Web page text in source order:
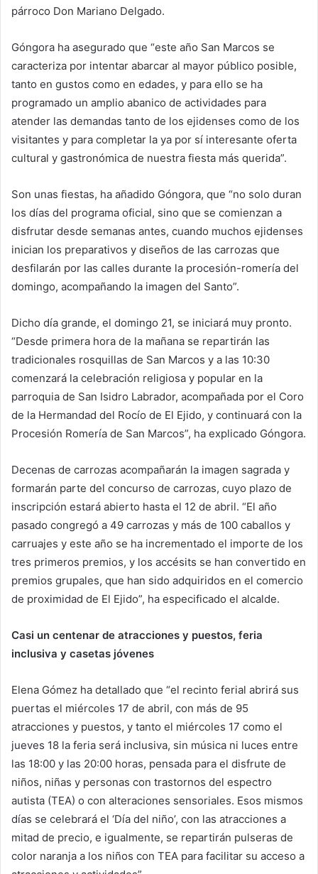
párroco Don Mariano Delgado.
Góngora ha asegurado que “este año San Marcos se
caracteriza por intentar abarcar al mayor público posible,
tanto en gustos como en edades, y para ello se ha
programado un amplio abanico de actividades para
atender las demandas tanto de los ejidenses como de los
visitantes y para completar la ya por sí interesante oferta
cultural y gastronómica de nuestra fiesta más querida”.
Son unas fiestas, ha añadido Góngora, que “no solo duran
los días del programa oficial, sino que se comienzan a
disfrutar desde semanas antes, cuando muchos ejidenses
inician los preparativos y diseños de las carrozas que
desfilarán por las calles durante la procesión-romería del
domingo, acompañando la imagen del Santo”.
Dicho día grande, el domingo 21, se iniciará muy pronto.
“Desde primera hora de la mañana se repartirán las
tradicionales rosquillas de San Marcos y a las 10:30
comenzará la celebración religiosa y popular en la
parroquia de San Isidro Labrador, acompañada por el Coro
de la Hermandad del Rocío de El Ejido, y continuará con la
Procesión Romería de San Marcos”, ha explicado Góngora.
Decenas de carrozas acompañarán la imagen sagrada y
formarán parte del concurso de carrozas, cuyo plazo de
inscripción estará abierto hasta el 12 de abril. “El año
pasado congregó a 49 carrozas y más de 100 caballos y
carruajes y este año se ha incrementado el importe de los
tres primeros premios, y los accésits se han convertido en
premios grupales, que han sido adquiridos en el comercio
de proximidad de El Ejido”, ha especificado el alcalde.
Casi un centenar de atracciones y puestos, feria
inclusiva y casetas jóvenes
Elena Gómez ha detallado que “el recinto ferial abrirá sus
puertas el miércoles 17 de abril, con más de 95
atracciones y puestos, y tanto el miércoles 17 como el
jueves 18 la feria será inclusiva, sin música ni luces entre
las 18:00 y las 20:00 horas, pensada para el disfrute de
niños, niñas y personas con trastornos del espectro
autista (TEA) o con alteraciones sensoriales. Esos mismos
días se celebrará el ‘Día del niño’, con las atracciones a
mitad de precio, e igualmente, se repartirán pulseras de
color naranja a los niños con TEA para facilitar su acceso a